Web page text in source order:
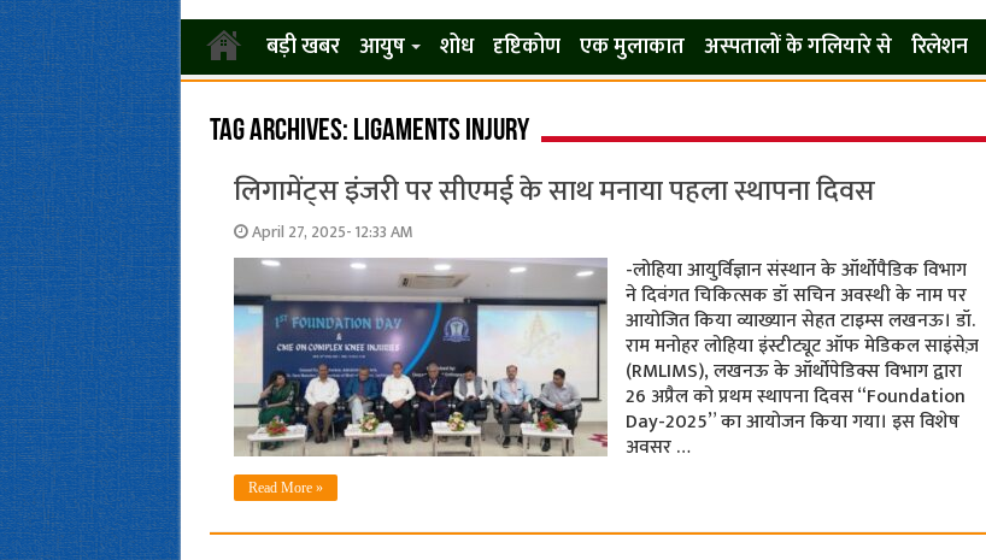
बड़ी खबर आयुष शोध दृष्टिकोण एक मुलाकात अस्पतालों के गलियारे से रिलेशन
Tag Archives: Ligaments Injury
लिगामेंट्स इंजरी पर सीएमई के साथ मनाया पहला स्थापना दिवस
April 27, 2025- 12:33 AM
-लोहिया आयुर्विज्ञान संस्थान के ऑर्थोपैडिक विभाग
ने दिवंगत चिकित्सक डॉ सचिन अवस्थी के नाम पर
आयोजित किया व्याख्यान सेहत टाइम्स लखनऊ। डॉ.
राम मनोहर लोहिया इंस्टीट्यूट ऑफ मेडिकल साइंसेज़
(RMLIMS), लखनऊ के ऑर्थोपेडिक्स विभाग द्वारा
26 अप्रैल को प्रथम स्थापना दिवस “Foundation
Day-2025” का आयोजन किया गया। इस विशेष
अवसर …
Read More »